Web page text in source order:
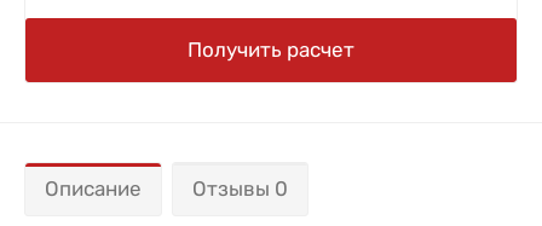
Получить расчет
Описание Отзывы 0